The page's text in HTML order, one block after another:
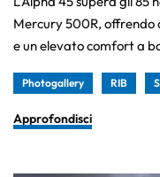
Mercury 500R, offrendo
e un elevato comfort a
Photogallery RIB
Approfondisci